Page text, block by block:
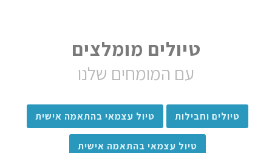
טיולים מומלצים
עם המומחים שלנו
טיולים וחבילות טיול עצמאי בהתאמה אישית
טיול עצמאי בהתאמה אישית